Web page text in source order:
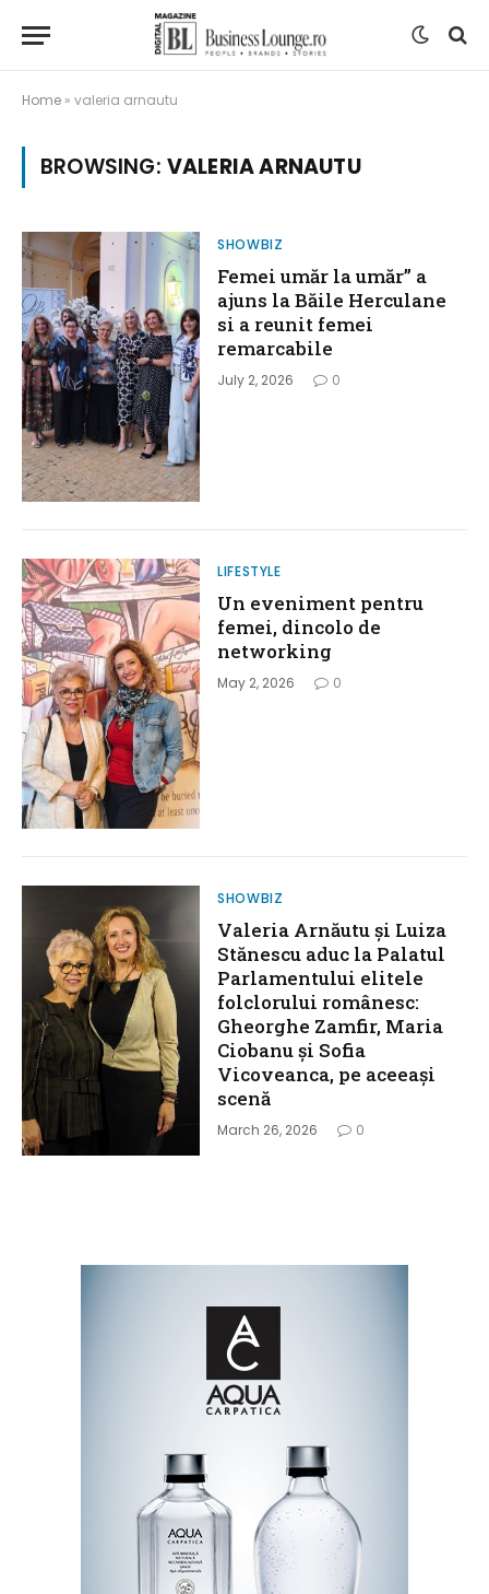
Home » valeria arnautu
BROWSING: VALERIA ARNAUTU
SHOWBIZ
Femei umăr la umăr” a
ajuns la Băile Herculane
si a reunit femei
remarcabile
July 2, 2026 0
LIFESTYLE
Un eveniment pentru
femei, dincolo de
networking
May 2, 2026 0
SHOWBIZ
Valeria Arnăutu și Luiza
Stănescu aduc la Palatul
Parlamentului elitele
folclorului românesc:
Gheorghe Zamfir, Maria
Ciobanu și Sofia
Vicoveanca, pe aceeași
scenă
March 26, 2026 0